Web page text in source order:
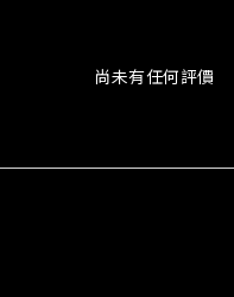
尚未有任何評價